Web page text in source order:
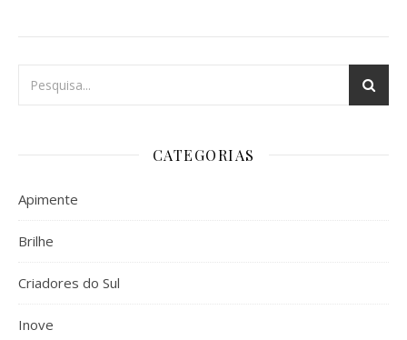
CATEGORIAS
Apimente
Brilhe
Criadores do Sul
Inove